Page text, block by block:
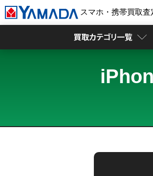
スマホ・携帯買取